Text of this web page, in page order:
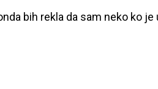
bih rekla da sam neko ko